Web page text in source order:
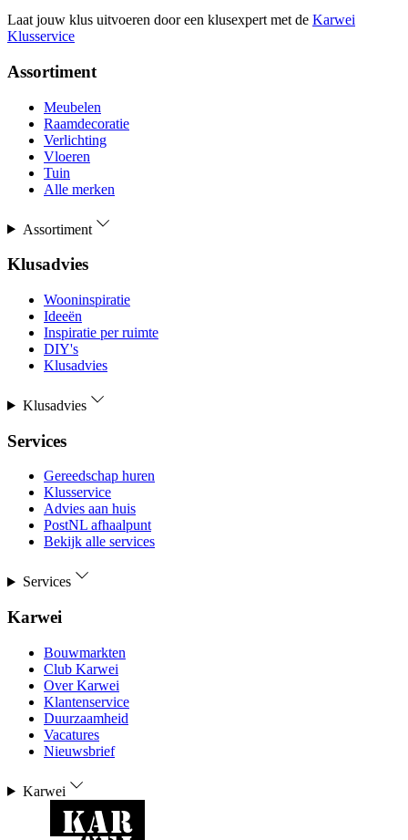
Laat jouw klus uitvoeren door een klusexpert met de Karwei
Klusservice
Assortiment
Meubelen
Raamdecoratie
Verlichting
Vloeren
Tuin
Alle merken
Assortiment
Klusadvies
Wooninspiratie
Ideeën
Inspiratie per ruimte
DIY's
Klusadvies
Klusadvies
Services
Gereedschap huren
Klusservice
Advies aan huis
PostNL afhaalpunt
Bekijk alle services
Services
Karwei
Bouwmarkten
Club Karwei
Over Karwei
Klantenservice
Duurzaamheid
Vacatures
Nieuwsbrief
Karwei